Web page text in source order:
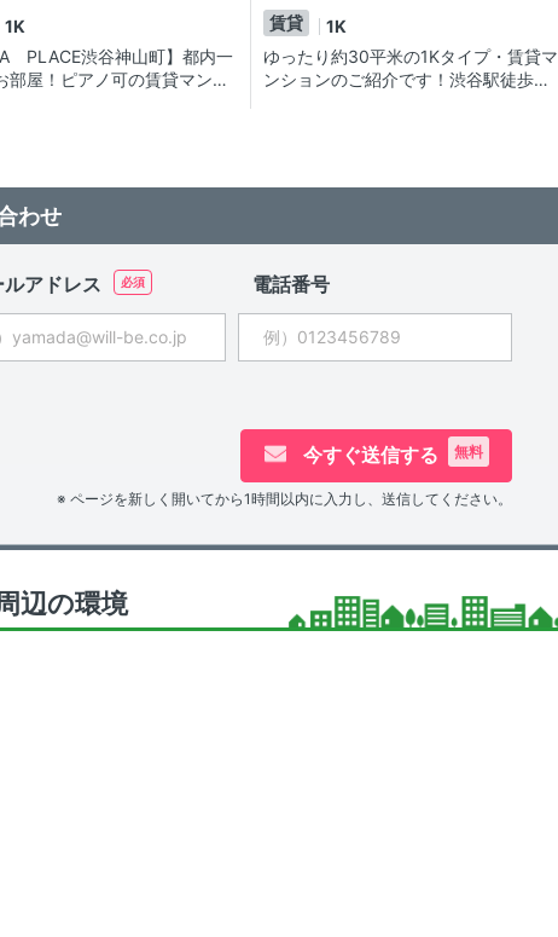
1K
PLACE渋谷神山町】都内一
部屋！ピアノ可の賃貸マンシ
賃貸
1K
ゆったり約30平米の1Kタイプ・賃貸マ
ンションのご紹介です！渋谷駅徒歩圏
わせ
アドレス 電話番号
今すぐ送信する 無料
※ ページを新しく開いてから1時間以内に入力し、送信してください。
辺の環境